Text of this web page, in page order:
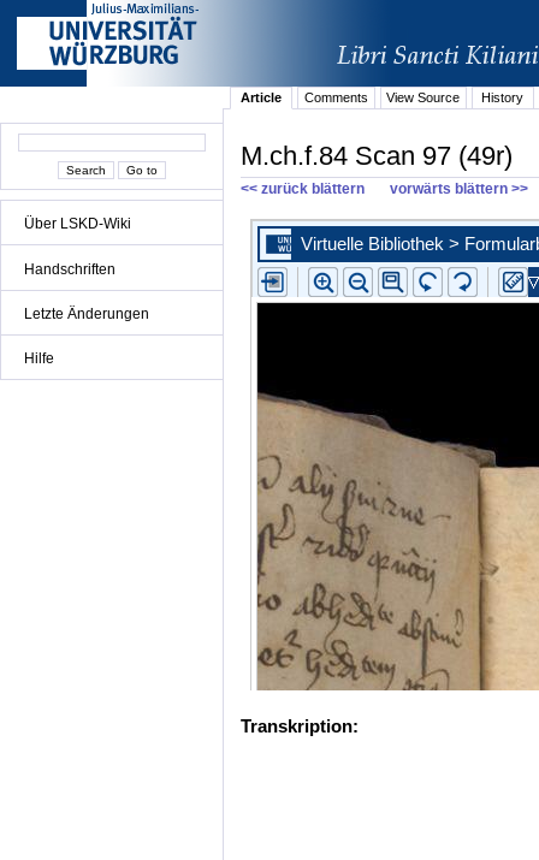
Über LSKD-Wiki
Handschriften
Letzte Änderungen
Hilfe
Article Comments View Source History
M.ch.f.84 Scan 97 (49r)
<< zurück blättern vorwärts blättern >>
Transkription: